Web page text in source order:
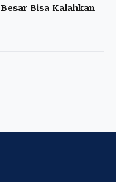
Bisa Kalahkan